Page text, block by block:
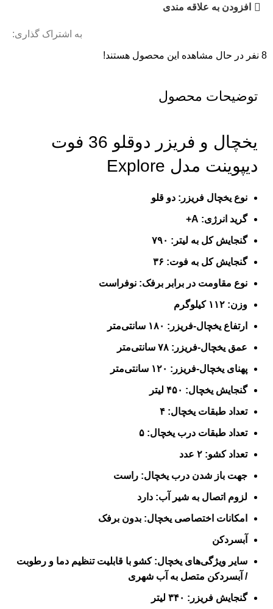
افزودن به علاقه مندی
به اشتراک گذاری:
8 نفر در حال مشاهده این محصول هستند!
توضیحات محصول
یخچال و فریزر دوقلو 36 فوت
دیپوینت مدل Explore
نوع یخچال فریزر: دو قلو
گرید انرژی: A+
گنجایش کل به لیتر: ۷۹۰
گنجایش کل به فوت: ۳۶
نوع مقاومت در برابر برفک: نوفراست
وزن: ۱۱۲ کیلوگرم
ارتفاع یخچال-فریزر: ۱۸۰ سانتی‌متر
عمق یخچال-فریزر: ۷۸ سانتی‌متر
پهنای یخچال-فریزر: ۱۲۰ سانتی‌متر
گنجایش یخچال: ۴۵۰ لیتر
تعداد طبقات یخچال: ۴
تعداد طبقات درب یخچال: ۵
تعداد کشو: ۲ عدد
جهت باز شدن درب یخچال: راست
لزوم اتصال به شیر آب: دارد
امکانات اختصاصی یخچال: بدون برفک
آبسردکن
سایر ویژگی‌های یخچال: کشو با قابلیت تنظیم دما و رطوبت
/ آبسردکن متصل به آب شهری
گنجایش فریزر: ۳۴۰ لیتر